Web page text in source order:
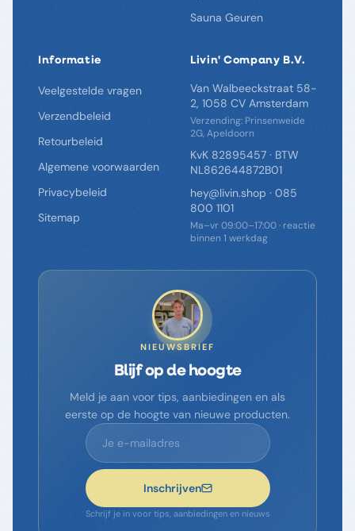
Sauna Geuren
Informatie
Veelgestelde vragen
Verzendbeleid
Retourbeleid
Algemene voorwaarden
Privacybeleid
Sitemap
Livin' Company B.V.
Van Walbeeckstraat 58-
2, 1058 CV Amsterdam
Verzending: Prinsenweide
2G, Apeldoorn
KvK 82895457 · BTW
NL862644872B01
hey@livin.shop · 085
800 1101
Ma–vr 09:00–17:00 · reactie
binnen 1 werkdag
NIEUWSBRIEF
Blijf op de hoogte
Meld je aan voor tips, aanbiedingen en als
eerste op de hoogte van nieuwe producten.
Inschrijven
Schrijf je in voor tips, aanbiedingen en nieuws